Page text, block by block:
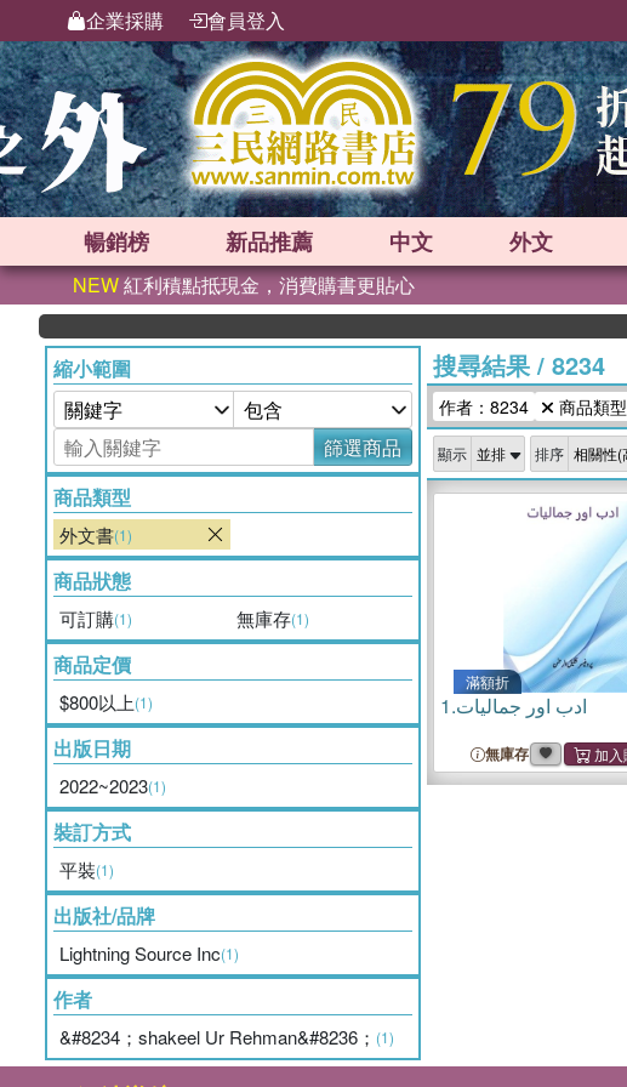
企業採購 會員登入
暢銷榜 新品推薦 中文 外文
NEW紅利積點抵現金，消費購書更貼心
縮小範圍
篩選商品
商品類型
外文書(1)
商品狀態
可訂購(1) 無庫存(1)
商品定價
$800以上(1)
出版日期
2022~2023(1)
裝訂方式
平裝(1)
出版社/品牌
Lightning Source Inc(1)
作者
&#8234；shakeel Ur Rehman&#8236； (1)
搜尋結果/ 8234
作者：8234 商品類
顯示 排序
滿額折
1.ادب اور جمالیات
無庫存